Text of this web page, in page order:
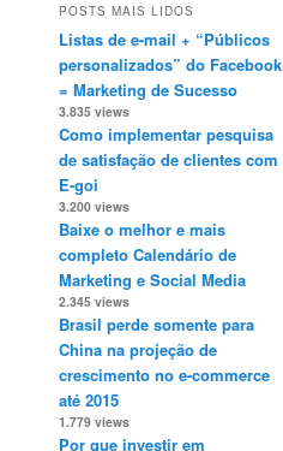
POSTS MAIS LIDOS
Listas de e-mail + “Públicos
personalizados” do Facebook
= Marketing de Sucesso
3.835 views
Como implementar pesquisa
de satisfação de clientes com
E-goi
3.200 views
Baixe o melhor e mais
completo Calendário de
Marketing e Social Media
2.345 views
Brasil perde somente para
China na projeção de
crescimento no e-commerce
até 2015
1.779 views
Por que investir em